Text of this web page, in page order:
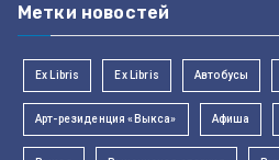
Метки новостей
Ex Libris Ex Libris Автобусы
Арт-резиденция «Выкса» Афиша